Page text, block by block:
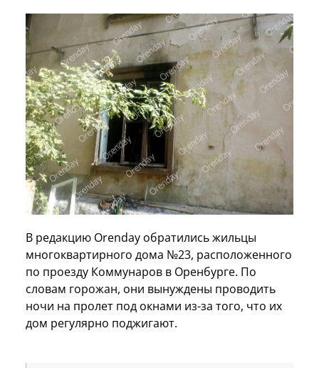
В редакцию Orenday обратились жильцы
многоквартирного дома №23, расположенного
по проезду Коммунаров в Оренбурге. По
словам горожан, они вынуждены проводить
ночи на пролет под окнами из-за того, что их
дом регулярно поджигают.